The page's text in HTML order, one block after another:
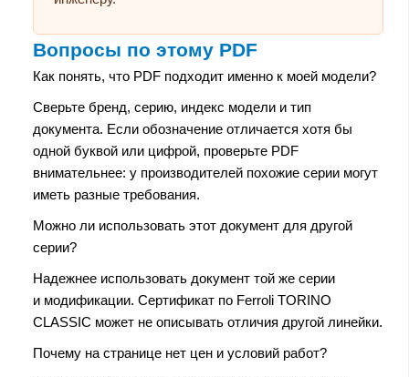
Вопросы по этому PDF
Как понять, что PDF подходит именно к моей модели?
Сверьте бренд, серию, индекс модели и тип
документа. Если обозначение отличается хотя бы
одной буквой или цифрой, проверьте PDF
внимательнее: у производителей похожие серии могут
иметь разные требования.
Можно ли использовать этот документ для другой
серии?
Надежнее использовать документ той же серии
и модификации. Сертификат по Ferroli TORINO
CLASSIC может не описывать отличия другой линейки.
Почему на странице нет цен и условий работ?